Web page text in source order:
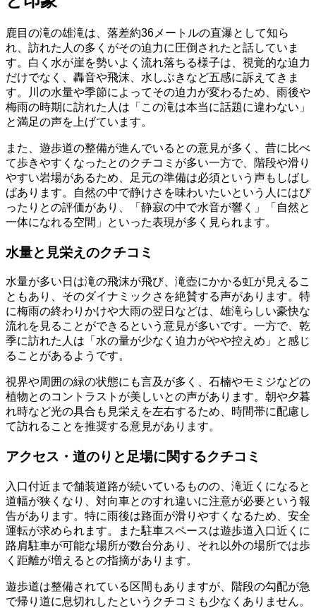
鹿目の滝の雄滝は、落差約36メートルの直瀑として知ら
れ、訪れた人の多くがその迫力に圧倒されたと話していま
す。白く水が崖を勢いよく流れ落ちる様子は、視覚的な迫力
だけでなく、轟音や飛沫、水しぶきなど五感に訴えてきま
す。川の水量や季節によってその迫力が変わるため、雨後や
梅雨の時期に訪れた人は「この滝は本当に話題に違わない」
と満足の声を上げています。
また、遊歩道の整備が進んでいるとの意見が多く、昔に比べ
て歩きやすくなったとのクチコミが多い一方で、階段や滑り
やすい岩場があるため、足元の準備は必須という声もしばし
ばあります。自然の中で静けさを味わいたいという人にはぴ
ったりとの評価があり、「静寂の中で水音が響く」「自然と
一体になれる空間」といった表現が多く見られます。
水量と見栄えのクチコミ
水量が多い日は滝の飛沫が飛び、滝壺にかかる虹が見えるこ
ともあり、そのダイナミックさを絶賛する声があります。特
に梅雨の終わりかけや大雨の翌日などは、雄滝らしい豪快な
流れを見ることができるという意見が多いです。一方で、乾
季に訪れた人は「水の量が少なく迫力がやや控えめ」と感じ
ることがあるようです。
視界や周囲の緑の状態にも言及が多く、石楠やモミジなどの
植物とのコントラストが美しいとの声があります。朝や夕暮
れ時など光の具合も見栄えを左右するため、時間帯に配慮し
て訪れることを推奨する意見があります。
アクセス・道のりと足場に関するクチコミ
入口付近まで舗装道路が続いているものの、滝近くになると
道幅が狭くなり、対向車とのすれ違いに注意が必要という報
告があります。特に雨後は路面が滑りやすくなるため、安全
運転が求められます。また駐車スペースは遊歩道入口近くに
路肩駐車が可能な場所が数台分あり、それ以外の場所では歩
く距離が増えるとの指摘があります。
遊歩道は整備されている区間もありますが、階段の勾配が急
で帰り道に息切れしたというクチコミも少なくありません。